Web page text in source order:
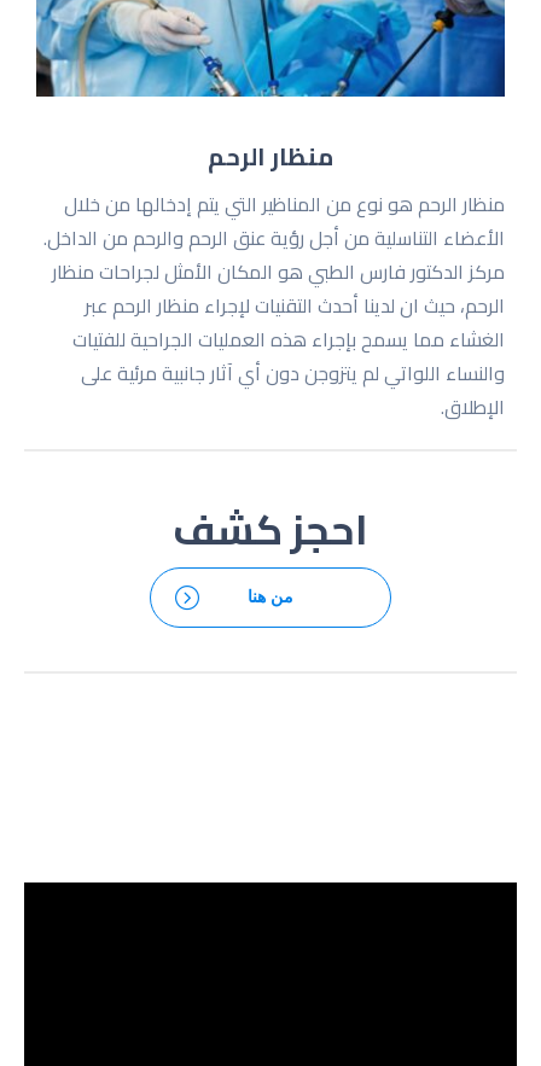
منظار الرحم
منظار الرحم هو نوع من المناظیر التي یتم إدخالها من خلال
الأعضاء التناسلیة من أجل رؤیة عنق الرحم والرحم من الداخل.
مركز الدكتور فارس الطبي هو المكان الأمثل لجراحات منظار
الرحم، حیث ان لدینا أحدث التقنیات لإجراء منظار الرحم عبر
الغشاء مما یسمح بإجراء هذه العملیات الجراحیة للفتیات
والنساء اللواتي لم یتزوجن دون أي آثار جانبیة مرئیة على
الإطلاق.
احجز كشف
من هنا